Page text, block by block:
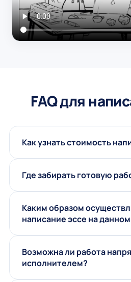
FAQ для
Как узнать стоимость
Где забирать готовую
Каким образом
написание эссе на
Возможна ли работа
исполнителем?